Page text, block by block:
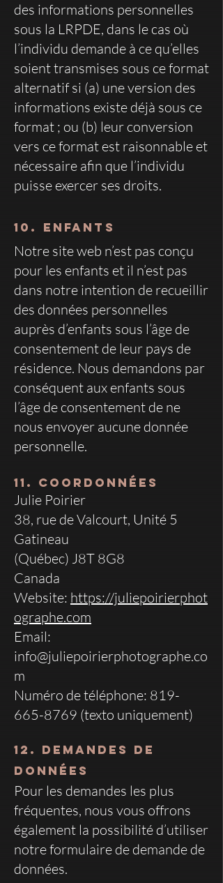
des informations personnelles
sous la LRPDE, dans le cas où
l’individu demande à ce qu’elles
soient transmises sous ce format
alternatif si (a) une version des
informations existe déjà sous ce
format ; ou (b) leur conversion
vers ce format est raisonnable et
nécessaire afin que l’individu
puisse exercer ses droits.
10. Enfants
Notre site web n’est pas conçu
pour les enfants et il n’est pas
dans notre intention de recueillir
des données personnelles
auprès d’enfants sous l’âge de
consentement de leur pays de
résidence. Nous demandons par
conséquent aux enfants sous
l’âge de consentement de ne
nous envoyer aucune donnée
personnelle.
11. Coordonnées
Julie Poirier
38, rue de Valcourt, Unité 5
Gatineau
(Québec) J8T 8G8
Canada
Website: https://juliepoirierphot
ographe.com
Email:
info@juliepoirierphotographe.co
m
Numéro de téléphone: 819-
665-8769 (texto uniquement)
12. Demandes de
données
Pour les demandes les plus
fréquentes, nous vous offrons
également la possibilité d’utiliser
notre formulaire de demande de
données.